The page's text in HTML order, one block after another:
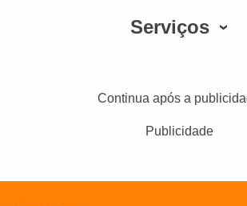
Serviços
Continua após a
Publicidade